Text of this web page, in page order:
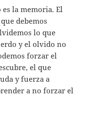
la memoria. El
debemos
lo que
y el olvido no
forzar el
el que
y fuerza a
a no forzar el